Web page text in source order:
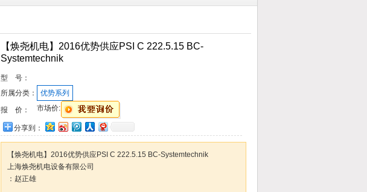
【焕尧机电】2016优势供应PSI C 222.5.15 BC-
Systemtechnik
型 号：
所属分类：
优势系列
报 价：
市场价:
分享到：
【焕尧机电】2016优势供应PSI C 222.5.15 BC-Systemtechnik
上海焕尧机电设备有限公司
：赵正雄